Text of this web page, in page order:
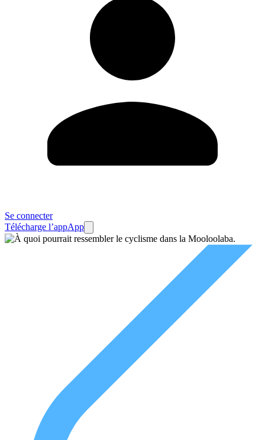
Se connecter
Télécharge l’appApp